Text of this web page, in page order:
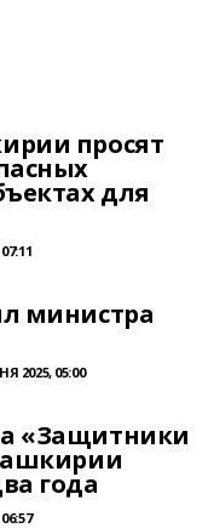
просят
для
министра
2025, 05:00
«Защитники
года